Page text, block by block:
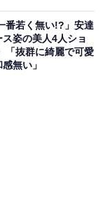
番若く無い!?」安達
姿の美人4人ショ
「抜群に綺麗で可愛
無い」